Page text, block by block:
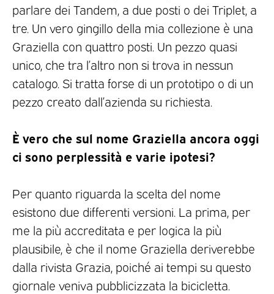
parlare dei Tandem, a due posti o dei Triplet, a
tre. Un vero gingillo della mia collezione è una
Graziella con quattro posti. Un pezzo quasi
unico, che tra l’altro non si trova in nessun
catalogo. Si tratta forse di un prototipo o di un
pezzo creato dall’azienda su richiesta.
È vero che sul nome Graziella ancora oggi
ci sono perplessità e varie ipotesi?
Per quanto riguarda la scelta del nome
esistono due differenti versioni. La prima, per
me la più accreditata e per logica la più
plausibile, è che il nome Graziella deriverebbe
dalla rivista Grazia, poiché ai tempi su questo
giornale veniva pubblicizzata la bicicletta.